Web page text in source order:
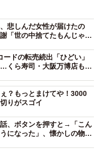
22, 2025
データが公開されま
リントの両方が用意さ
タもあります）。
悲しんだ女性が届けたの
世の中捨てたもんじゃな
ドの転売続出「ひどい」
…くら寿司・大阪万博店も注
？もっとまけてや！3000
りがスゴイ
、ボタンを押すと→「こん
になった」、懐かしの物語